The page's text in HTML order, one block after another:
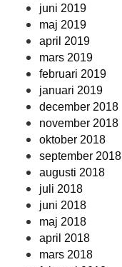
juni 2019
maj 2019
april 2019
mars 2019
februari 2019
januari 2019
december 2018
november 2018
oktober 2018
september 2018
augusti 2018
juli 2018
juni 2018
maj 2018
april 2018
mars 2018